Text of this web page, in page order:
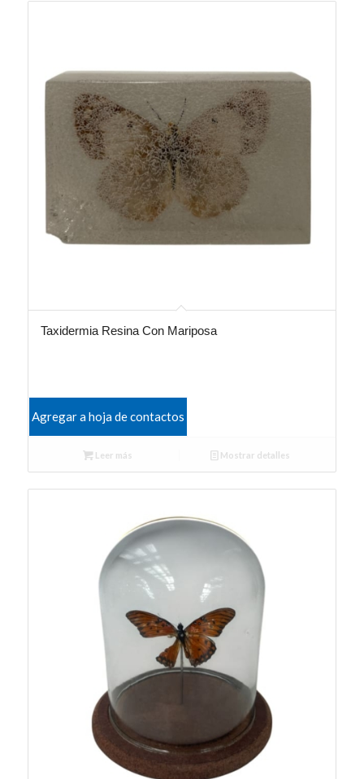
Taxidermia Resina Con Mariposa
Agregar a hoja de contactos
Leer más Mostrar detalles